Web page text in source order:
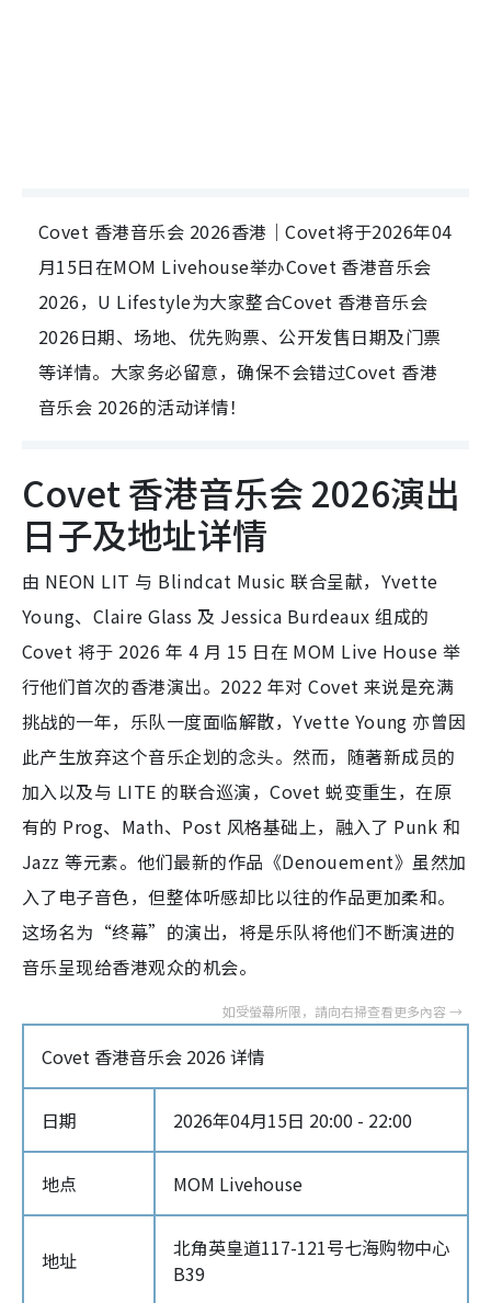
Covet 香港音乐会 2026香港｜Covet将于2026年04
月15日在MOM Livehouse举办Covet 香港音乐会
2026，U Lifestyle为大家整合Covet 香港音乐会
2026日期、场地、优先购票、公开发售日期及门票
等详情。大家务必留意，确保不会错过Covet 香港
音乐会 2026的活动详情！
Covet 香港音乐会 2026演出
日子及地址详情
由 NEON LIT 与 Blindcat Music 联合呈献，Yvette
Young、Claire Glass 及 Jessica Burdeaux 组成的
Covet 将于 2026 年 4 月 15 日在 MOM Live House 举
行他们首次的香港演出。2022 年对 Covet 来说是充满
挑战的一年，乐队一度面临解散，Yvette Young 亦曾因
此产生放弃这个音乐企划的念头。然而，随著新成员的
加入以及与 LITE 的联合巡演，Covet 蜕变重生，在原
有的 Prog、Math、Post 风格基础上，融入了 Punk 和
Jazz 等元素。他们最新的作品《Denouement》虽然加
入了电子音色，但整体听感却比以往的作品更加柔和。
这场名为“终幕”的演出，将是乐队将他们不断演进的
音乐呈现给香港观众的机会。
Covet 香港音乐会 2026 详情
日期 2026年04月15日 20:00 - 22:00
地点 MOM Livehouse
地址
北角英皇道117-121号七海购物中心
B39